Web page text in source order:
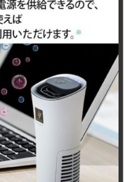
ar
d
o
p.
io